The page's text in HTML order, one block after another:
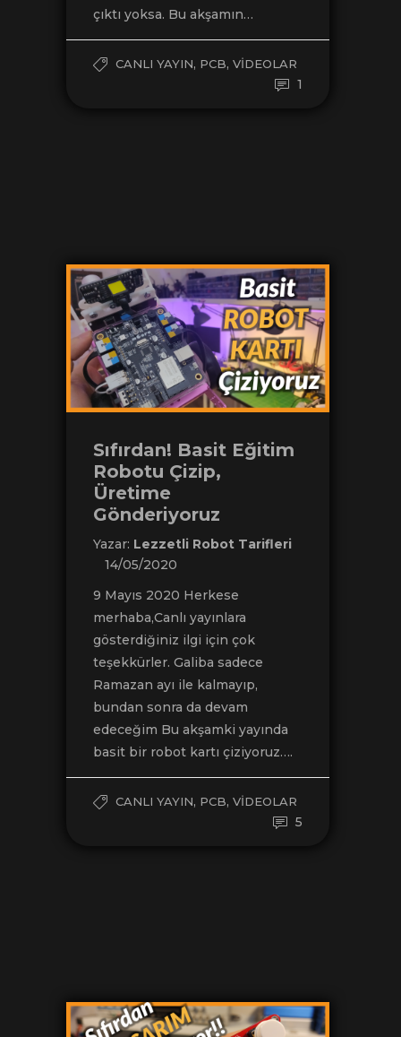
çıktı yoksa. Bu akşamın…
CANLI YAYIN, PCB, VIDEOLAR
1
Sıfırdan! Basit Eğitim
Robotu Çizip,
Üretime
Gönderiyoruz
Yazar: Lezzetli Robot Tarifleri
14/05/2020
9 Mayıs 2020 Herkese
merhaba,Canlı yayınlara
gösterdiğiniz ilgi için çok
teşekkürler. Galiba sadece
Ramazan ayı ile kalmayıp,
bundan sonra da devam
edeceğim Bu akşamki yayında
basit bir robot kartı çiziyoruz….
CANLI YAYIN, PCB, VIDEOLAR
5